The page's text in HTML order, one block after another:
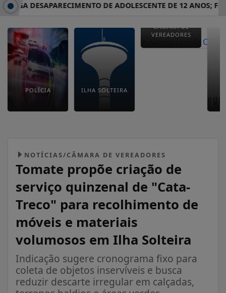
DESAPARECIMENTO DE ADOLESCENTE DE 12 ANOS;
POLÍCIA ILHA SOLTEIRA
CÂMARA DE
VEREADORES
NOTÍCIAS/CÂMARA DE VEREADORES
Tomate propõe criação de
serviço quinzenal de "Cata-
Treco" para recolhimento de
móveis e materiais
volumosos em Ilha Solteira
Indicação sugere cronograma fixo para
coleta de objetos inservíveis e busca
reduzir descarte irregular em calçadas,